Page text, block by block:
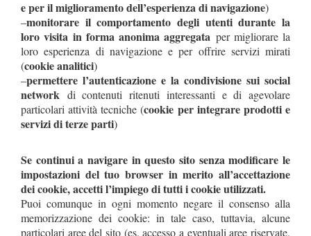
e per il miglioramento dell’esperienza di navigazione)
–monitorare il comportamento degli utenti durante la
loro visita in forma anonima aggregata per migliorare la
loro esperienza di navigazione e per offrire servizi mirati
(cookie analitici)
–permettere l’autenticazione e la condivisione sui social
network di contenuti ritenuti interessanti e di agevolare
particolari attività tecniche (cookie per integrare prodotti e
servizi di terze parti)
Se continui a navigare in questo sito senza modificare le
impostazioni del tuo browser in merito all’accettazione
dei cookie, accetti l’impiego di tutti i cookie utilizzati.
Puoi comunque in ogni momento negare il consenso alla
memorizzazione dei cookie: in tale caso, tuttavia, alcune
particolari aree del sito (es. accesso a eventuali aree riservate,